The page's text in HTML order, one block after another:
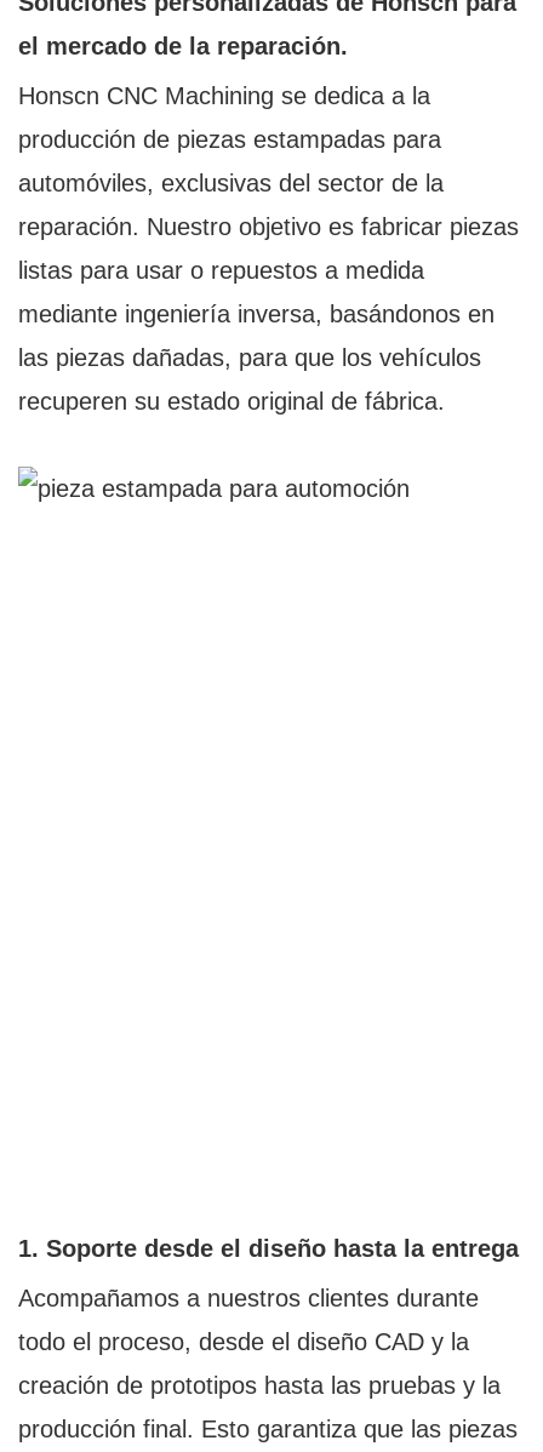
el mercado de la reparación.
Honscn CNC Machining se dedica a la
producción de piezas estampadas para
automóviles, exclusivas del sector de la
reparación. Nuestro objetivo es fabricar piezas
listas para usar o repuestos a medida
mediante ingeniería inversa, basándonos en
las piezas dañadas, para que los vehículos
recuperen su estado original de fábrica.
1. Soporte desde el diseño hasta la entrega
Acompañamos a nuestros clientes durante
todo el proceso, desde el diseño CAD y la
creación de prototipos hasta las pruebas y la
producción final. Esto garantiza que las piezas